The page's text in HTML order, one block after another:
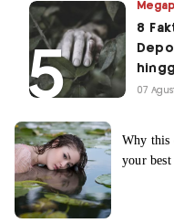
8
07